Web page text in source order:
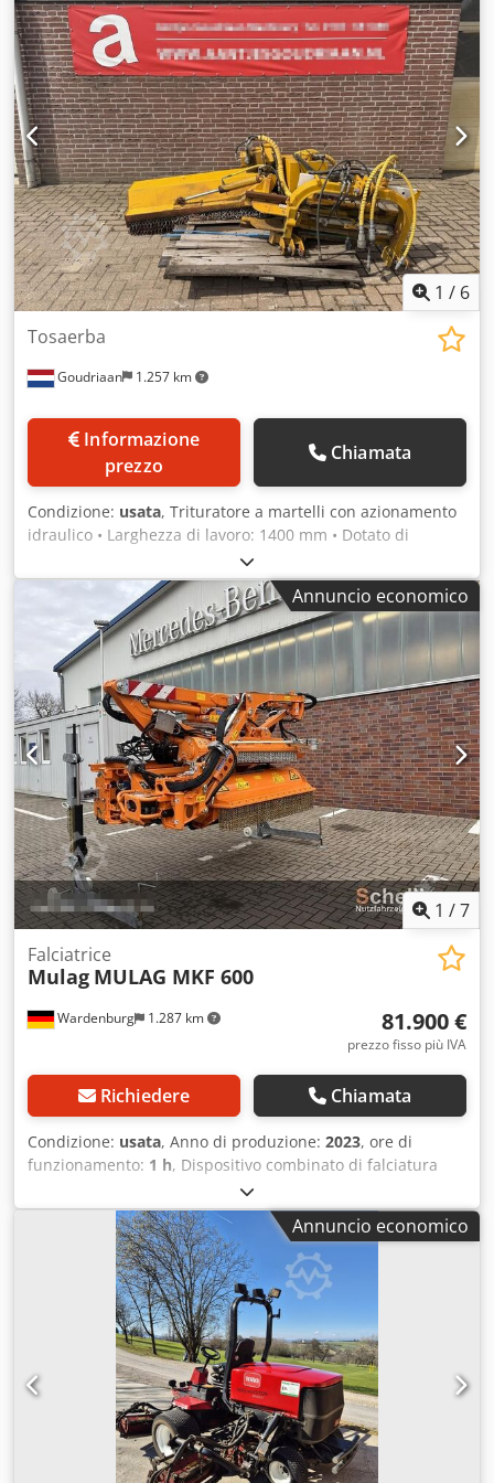
ingranaggio:idrostatico, Anno di produzione:2016, ore di
funzionamento:
760 h, Equipaggiamento:fari aggiuntivi,
trazione integrale, Trinciaerba: + Etesia + Buffalo HVHPX +
Anno di costruzione 2016 + 760 ore di lavoro + Trazione
integrale + Illuminazione + Luce gialla lampeggiante +
Idrostatico + Piatto di taglio regolabile in altezza, larghezza
di taglio 124 cm + Kit mulching con cofano deflettore +
Scarico alto fino a 180 cm + Motore benzina Vanguard, 627
cc; 23 CV + Peso a vuoto: 636 kg; peso totale ammesso:
1.140 kg + Interruttore stacca-batteria + Capacità di lavoro:
15.000 m²/h + Proveniente da ente pubblico
Codsymynaspfx Aamjrf Ricevi tutti i veicoli appena inseriti
per email – iscriviti alla nostra NEWSLETTER! Errori ed
omissioni riservati, salvo vendita anticipata!
1 / 6
Goudriaan 1.257 km
Tosaerba
prezzo
Chiamata
Condizione: usata, Trituratore a martelli con azionamento
idraulico • Larghezza di lavoro: 1400 mm • Dotato di
martelli Condizioni: usato Codpozipkzsfx Aamorf
Annuncio economico
1 /7
Wardenburg 1.287 km
Falciatrice
Mulag MULAG MKF 600
81.900 €
prezzo fisso più IVA
Richiedere Chiamata
Condizione: usata, Anno di produzione: 2023, ore di
funzionamento: 1 h, Dispositivo combinato di falciatura
MULAG MKF 600 per l’installazione su Unimog
Combinazione di falciatura MKF600 composta da: -
Dispositivo falciante anteriore a braccio MFK 500 -
Dispositivo falciante per bordi MRF Unità base per
funzionamento a uno o due operatori, progettata per
piastra di montaggio frontale misura 5, con la seguente
dotazione: Dotazione dispositivo falciante anteriore MFK
500 * Per lavori a destra * Angolo di rotazione del braccio:
190° * Dispositivo di sicurezza antiurto idraulico con
smorzamento tramite accumulatore idraulico *
Spostamento trasversale idraulico del braccio di 1300 mm
(in uso combinato) / 1800 mm (in uso singolo) * Posizione
flottante inseribile/disinseribile degli attrezzi di lavoro *
Annuncio economico